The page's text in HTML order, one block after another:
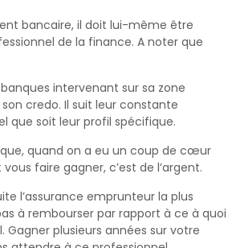
bancaire, il doit lui-même être
de la finance. A noter que
intervenant sur sa zone
credo. Il suit leur constante
que soit leur profil spécifique.
quand on a eu un coup de cœur
faire gagner, c’est de l’argent.
l’assurance emprunteur la plus
à rembourser par rapport à ce à quoi
plusieurs années sur votre